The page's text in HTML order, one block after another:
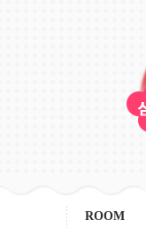
ROOM